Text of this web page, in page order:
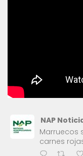
NAP
Marruecos
carnes